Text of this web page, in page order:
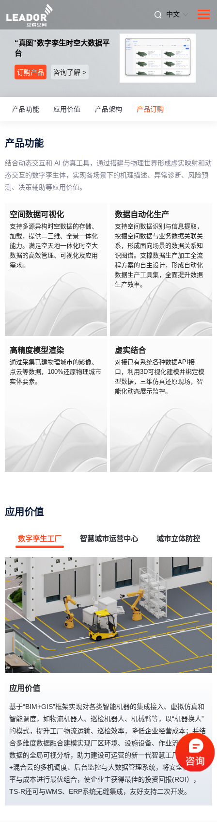
中文
“真图”数字孪生时空大数据平
台
订购产品 咨询了解 >
产品功能 应用价值 产品架构 产品订购
产品功能
结合动态交互和 AI 仿真工具，通过搭建与物理世界形成虚实映射和动
态交互的数字孪生体，实现各场景下的机理描述、异常诊断、风险预
测、决策辅助等应用价值。
空间数据可视化
支持多源异构时空数据的存储、
加载，提供二三维、全景一体化
能力。满足空天地一体化时空大
数据的高效管理、可视化及应用
需求。
数据自动化生产
支持空间数据识别与信息提取，
挖掘空间数据与业务数据关联关
系，形成面向场景的数据关系知
识图谱。支撑数据生产加工全流
程方案的自主设计，形成自动化
数据生产工具集，全面提升数据
生产效率。
高精度模型渲染
通过采集已建物理城市的影像、
点云等数据，100%还原物理城市
实体要素。
虚实结合
对接已有系统各种数据API接
口，利用3D可视化建模并绑定模
型数据，三维仿真还原现场，智
能化动态展示监控。
应用价值
数字孪生工厂 智慧城市运营中心 城市立体防控
应用价值
基于“BIM+GIS”框架实现对各类智能机器的集成接入、虚拟仿真和
智能调度，如物流机器人、巡检机器人、机械臂等，以“机器换人”
的模式，提升工厂物流运输、巡检效率，降低企业经营成本；并结
合多维度数据融合建模实现厂区环境、设施设备、作业流程和生产
数据的全局可视分析，助力建设可运营的新一代智慧工厂。私有云
+混合云的多机调度、后台监控与大数据管理系统，将安全性、效
率与成本进行最优组合，使企业主获得最佳的投资回报(ROI），
TS-R还可与WMS、ERP系统无缝集成，友好支持二次开发。